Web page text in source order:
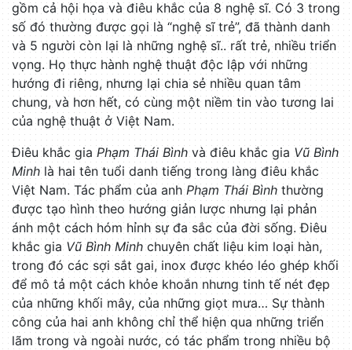
gồm cả hội họa và điêu khắc của 8 nghệ sĩ. Có 3 trong
số đó thường được gọi là “nghệ sĩ trẻ”, đã thành danh
và 5 người còn lại là những nghệ sĩ.. rất trẻ, nhiều triển
vọng. Họ thực hành nghệ thuật độc lập với những
hướng đi riêng, nhưng lại chia sẻ nhiều quan tâm
chung, và hơn hết, có cùng một niềm tin vào tương lai
của nghệ thuật ở Việt Nam.
Điêu khắc giaPhạm Thái Bìnhvà điêu khắc gia Vũ Bình
Minh là hai tên tuổi danh tiếng trong làng điêu khắc
Việt Nam. Tác phẩm của anhPhạm Thái Bìnhthường
được tạo hình theo hướng giản lược nhưng lại phản
ánh một cách hóm hỉnh sự đa sắc của đời sống. Điêu
khắc gia Vũ Bình Minhchuyên chất liệu kim loại hàn,
trong đó các sợi sắt gai, inox được khéo léo ghép khối
để mô tả một cách khỏe khoắn nhưng tinh tế nét đẹp
của những khối mây, của những giọt mưa… Sự thành
công của hai anh không chỉ thể hiện qua những triển
lãm trong và ngoài nước, có tác phẩm trong nhiều bộ